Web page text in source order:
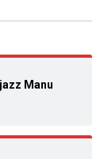
Manu